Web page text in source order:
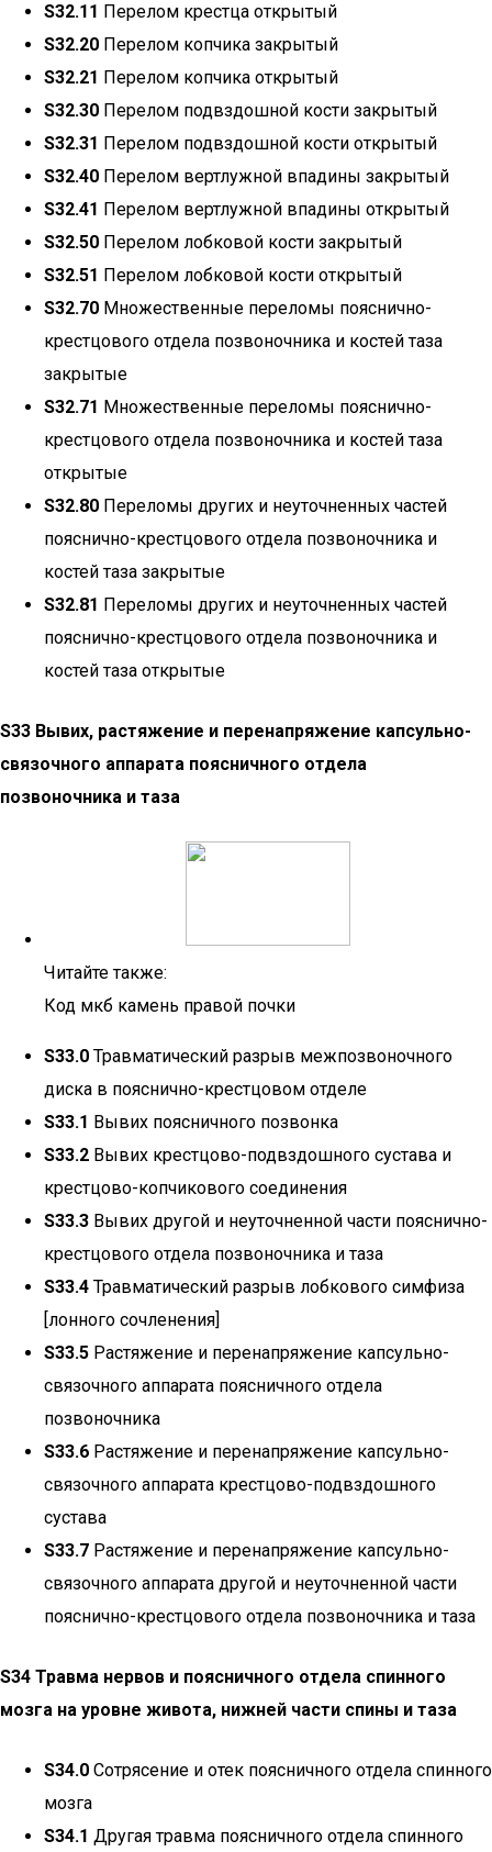
S32.11 Перелом крестца открытый
S32.20 Перелом копчика закрытый
S32.21 Перелом копчика открытый
S32.30 Перелом подвздошной кости закрытый
S32.31 Перелом подвздошной кости открытый
S32.40 Перелом вертлужной впадины закрытый
S32.41 Перелом вертлужной впадины открытый
S32.50 Перелом лобковой кости закрытый
S32.51 Перелом лобковой кости открытый
S32.70 Множественные переломы пояснично-
крестцового отдела позвоночника и костей таза
закрытые
S32.71 Множественные переломы пояснично-
крестцового отдела позвоночника и костей таза
открытые
S32.80 Переломы других и неуточненных частей
пояснично-крестцового отдела позвоночника и
костей таза закрытые
S32.81 Переломы других и неуточненных частей
пояснично-крестцового отдела позвоночника и
костей таза открытые
S33 Вывих, растяжение и перенапряжение капсульно-
связочного аппарата поясничного отдела
позвоночника и таза
Читайте также:
Код мкб камень правой почки
S33.0 Травматический разрыв межпозвоночного
диска в пояснично-крестцовом отделе
S33.1 Вывих поясничного позвонка
S33.2 Вывих крестцово-подвздошного сустава и
крестцово-копчикового соединения
S33.3 Вывих другой и неуточненной части пояснично-
крестцового отдела позвоночника и таза
S33.4 Травматический разрыв лобкового симфиза
[лонного сочленения]
S33.5 Растяжение и перенапряжение капсульно-
связочного аппарата поясничного отдела
позвоночника
S33.6 Растяжение и перенапряжение капсульно-
связочного аппарата крестцово-подвздошного
сустава
S33.7 Растяжение и перенапряжение капсульно-
связочного аппарата другой и неуточненной части
пояснично-крестцового отдела позвоночника и таза
S34 Травма нервов и поясничного отдела спинного
мозга на уровне живота, нижней части спины и таза
S34.0 Сотрясение и отек поясничного отдела спинного
мозга
S34.1 Другая травма поясничного отдела спинного